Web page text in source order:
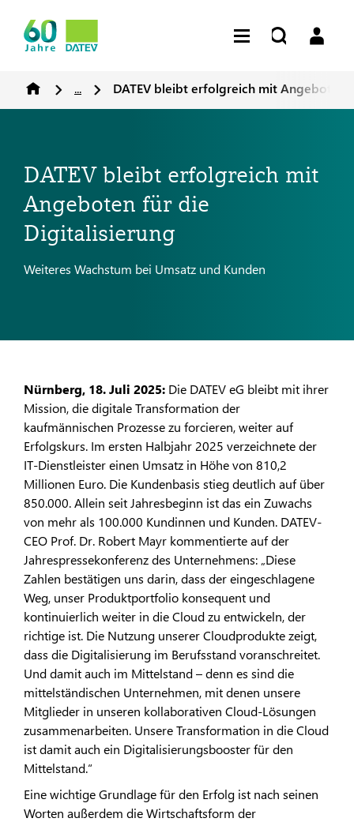
... DATEV bleibt erfolgreich mit Angeboten
DATEV bleibt erfolgreich mit
Angeboten für die
Digitalisierung
Weiteres Wachstum bei Umsatz und Kunden
Nürnberg, 18. Juli 2025: Die DATEV eG bleibt mit ihrer
Mission, die digitale Transformation der
kaufmännischen Prozesse zu forcieren, weiter auf
Erfolgskurs. Im ersten Halbjahr 2025 verzeichnete der
IT-Dienstleister einen Umsatz in Höhe von 810,2
Millionen Euro. Die Kundenbasis stieg deutlich auf über
850.000. Allein seit Jahresbeginn ist das ein Zuwachs
von mehr als 100.000 Kundinnen und Kunden. DATEV-
CEO Prof. Dr. Robert Mayr kommentierte auf der
Jahrespressekonferenz des Unternehmens: „Diese
Zahlen bestätigen uns darin, dass der eingeschlagene
Weg, unser Produktportfolio konsequent und
kontinuierlich weiter in die Cloud zu entwickeln, der
richtige ist. Die Nutzung unserer Cloudprodukte zeigt,
dass die Digitalisierung im Berufsstand voranschreitet.
Und damit auch im Mittelstand – denn es sind die
mittelständischen Unternehmen, mit denen unsere
Mitglieder in unseren kollaborativen Cloud-Lösungen
zusammenarbeiten. Unsere Transformation in die Cloud
ist damit auch ein Digitalisierungsbooster für den
Mittelstand.“
Eine wichtige Grundlage für den Erfolg ist nach seinen
Worten außerdem die Wirtschaftsform der